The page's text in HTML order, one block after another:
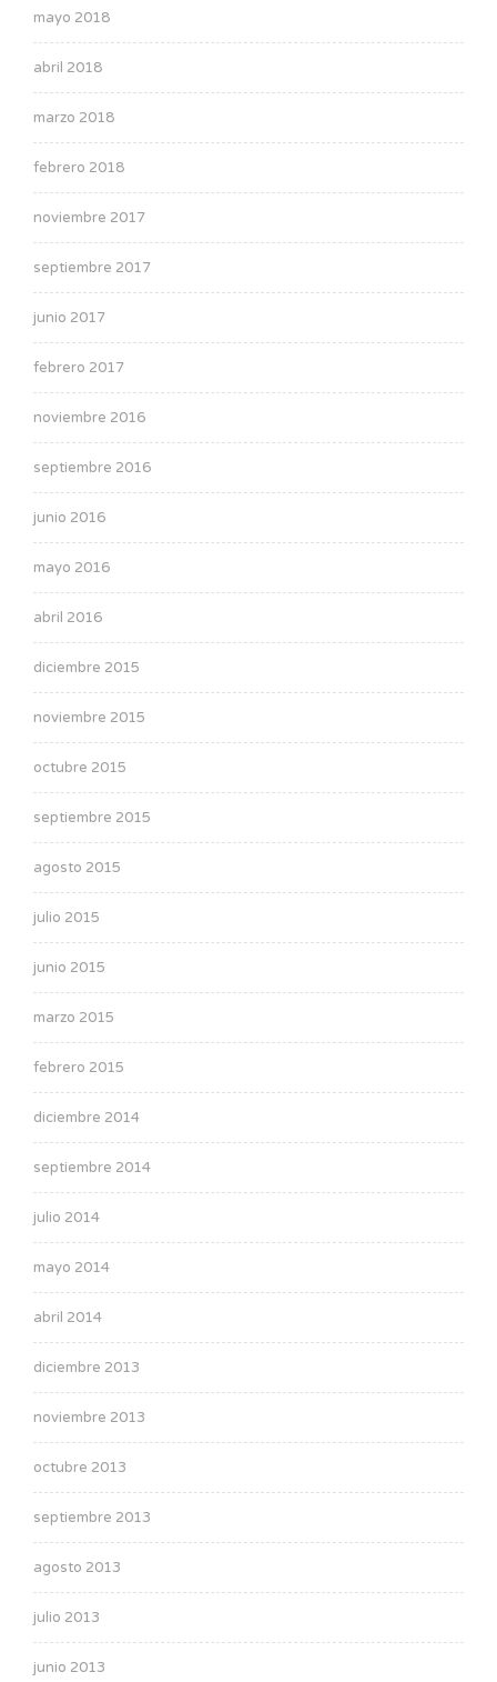
mayo 2018
abril 2018
marzo 2018
febrero 2018
noviembre 2017
septiembre 2017
junio 2017
febrero 2017
noviembre 2016
septiembre 2016
junio 2016
mayo 2016
abril 2016
diciembre 2015
noviembre 2015
octubre 2015
septiembre 2015
agosto 2015
julio 2015
junio 2015
marzo 2015
febrero 2015
diciembre 2014
septiembre 2014
julio 2014
mayo 2014
abril 2014
diciembre 2013
noviembre 2013
octubre 2013
septiembre 2013
agosto 2013
julio 2013
junio 2013